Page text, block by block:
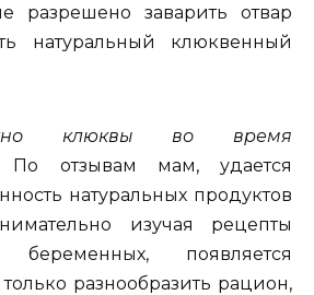
разрешено заварить отвар
натуральный клюквенный
клюквы во время
По отзывам мам, удается
натуральных продуктов
изучая рецепты
появляется
разнообразить рацион,